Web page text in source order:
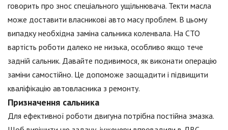
говорить про знос спеціального ущільнювача. Текти масла
може доставити власникові авто масу проблем. В цьому
випадку необхідна заміна сальника коленвала. На СТО
вартість роботи далеко не низька, особливо якщо тече
задній сальник. Давайте подивимося, як виконати операцію
заміни самостійно. Це допоможе заощадити і підвищити
кваліфікацію автовласника з ремонту.
Призначення сальника
Для ефективної роботи двигуна потрібна постійна змазка.